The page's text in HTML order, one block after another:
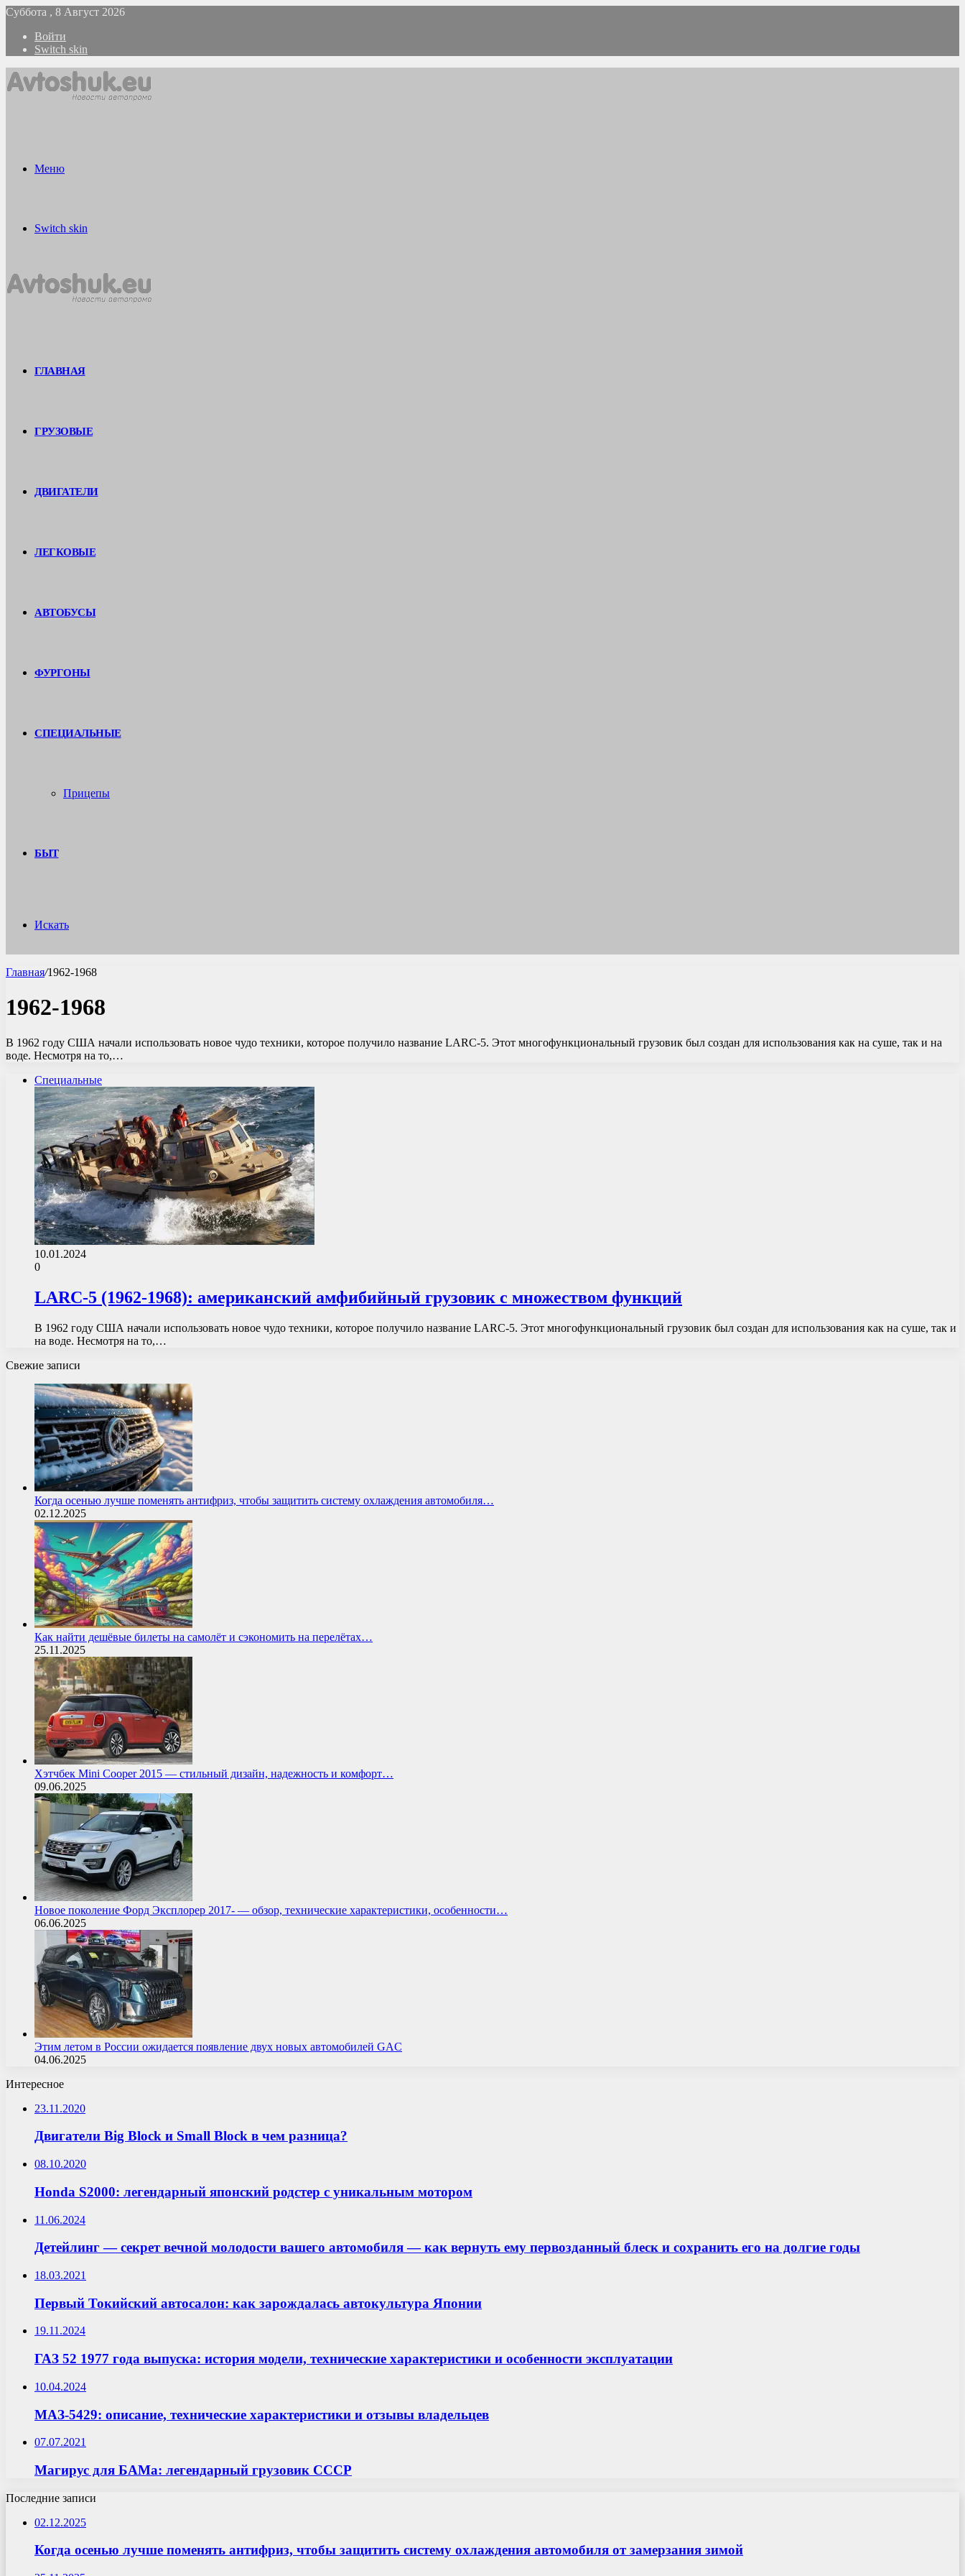
Суббота , 8 Август 2026
Войти
Switch skin
Меню
Switch skin
ГЛАВНАЯ
ГРУЗОВЫЕ
ДВИГАТЕЛИ
ЛЕГКОВЫЕ
АВТОБУСЫ
ФУРГОНЫ
СПЕЦИАЛЬНЫЕ
Прицепы
БЫТ
Искать
Главная/1962-1968
1962-1968
В 1962 году США начали использовать новое чудо техники, которое получило название LARC-5. Этот многофункциональный грузовик был создан для использования как на суше, так и на
воде. Несмотря на то,…
Специальные
10.01.2024
0
LARC-5 (1962-1968): американский амфибийный грузовик с множеством функций
В 1962 году США начали использовать новое чудо техники, которое получило название LARC-5. Этот многофункциональный грузовик был создан для использования как на суше, так и
на воде. Несмотря на то,…
Свежие записи
Когда осенью лучше поменять антифриз, чтобы защитить систему охлаждения автомобиля…
02.12.2025
Как найти дешёвые билеты на самолёт и сэкономить на перелётах…
25.11.2025
Хэтчбек Mini Cooper 2015 — стильный дизайн, надежность и комфорт…
09.06.2025
Новое поколение Форд Эксплорер 2017- — обзор, технические характеристики, особенности…
06.06.2025
Этим летом в России ожидается появление двух новых автомобилей GAC
04.06.2025
Интересное
23.11.2020
Двигатели Big Block и Small Block в чем разница?
08.10.2020
Honda S2000: легендарный японский родстер с уникальным мотором
11.06.2024
Детейлинг — секрет вечной молодости вашего автомобиля — как вернуть ему первозданный блеск и сохранить его на долгие годы
18.03.2021
Первый Токийский автосалон: как зарождалась автокультура Японии
19.11.2024
ГАЗ 52 1977 года выпуска: история модели, технические характеристики и особенности эксплуатации
10.04.2024
МАЗ-5429: описание, технические характеристики и отзывы владельцев
07.07.2021
Магирус для БАМа: легендарный грузовик СССР
Последние записи
02.12.2025
Когда осенью лучше поменять антифриз, чтобы защитить систему охлаждения автомобиля от замерзания зимой